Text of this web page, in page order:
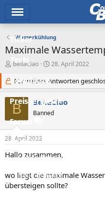
Ticker
Tests
Downloads
Preisvergleich
Forum
Aktuelles
Empfohlene Inhalte
Neue Beiträge
Neueste Aktivitäten
Wasserkühlung
Maximale
E
s
t
e
l
e
BellaCiao
E
s
t
e
l
l
m
28. April 2022
Für weitere Antworten
B BellaCiao
Banned
28. April 2022
Hallo zusammen,
wo liegt die maximale
übersteigen sollte?